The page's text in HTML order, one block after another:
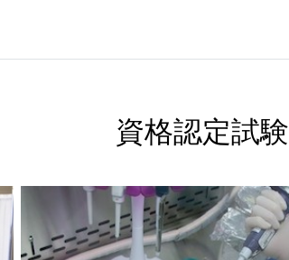
資格認定試験